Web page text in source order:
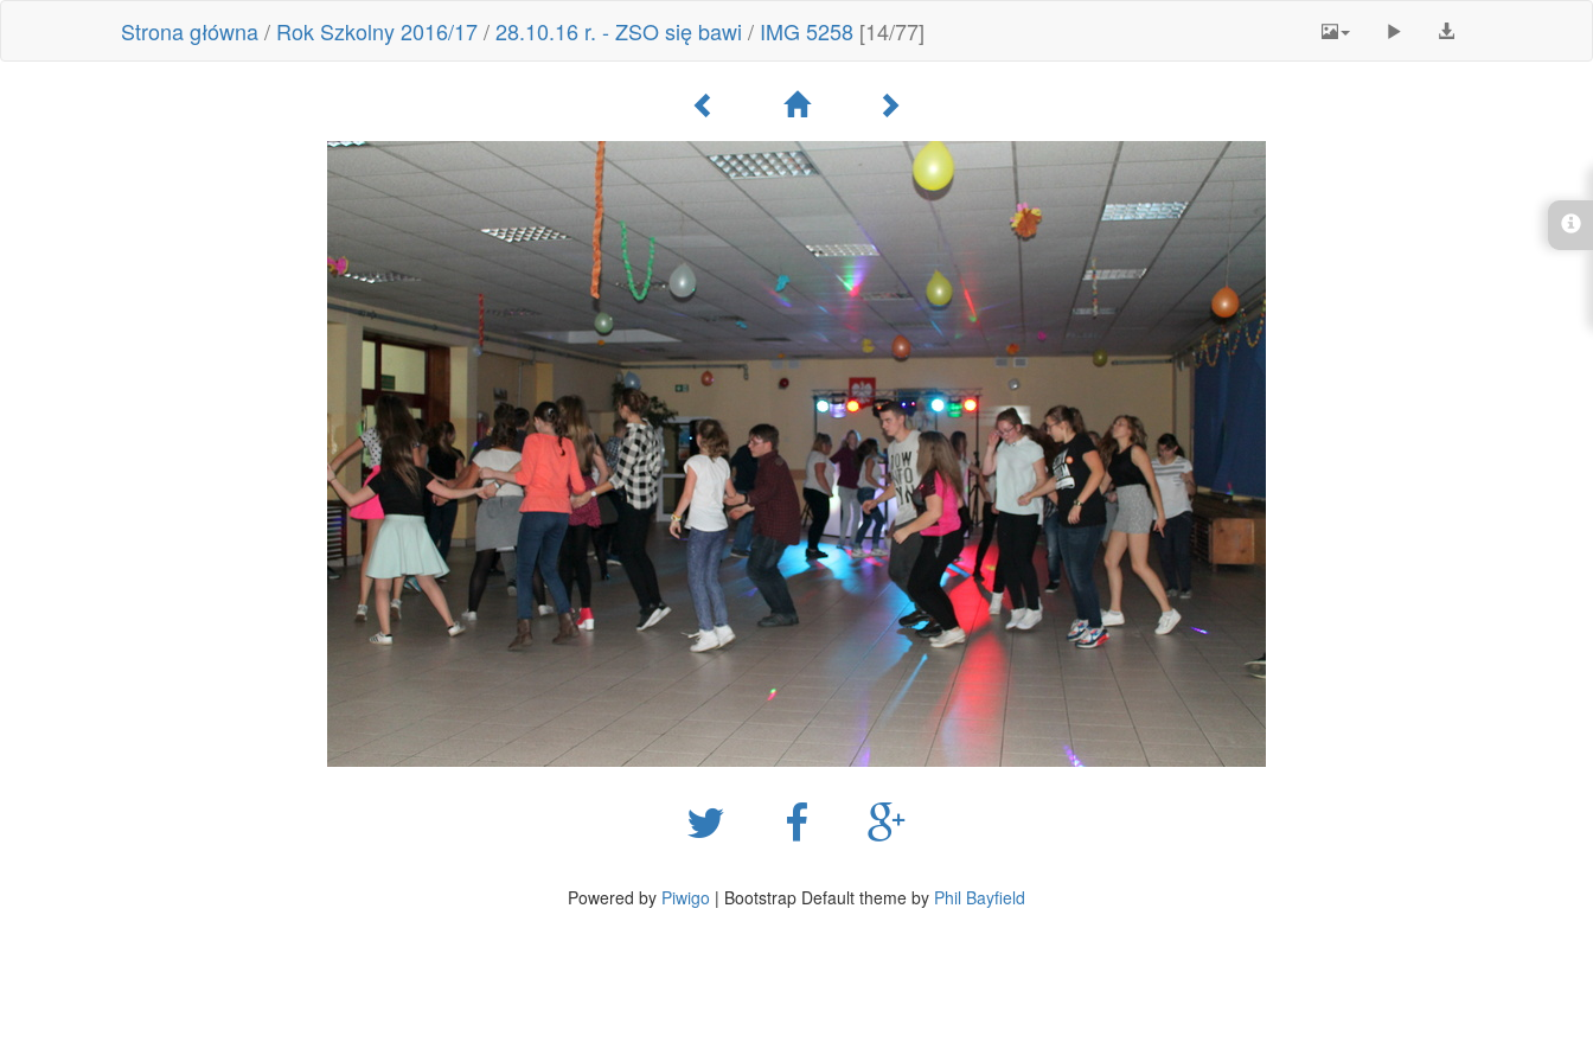
Strona główna/ Rok Szkolny 2016/17/28.10.16 r. - ZSO się bawi / IMG 5258 [14/77]
Powered by Piwigo | Bootstrap Default theme by Phil Bayfield